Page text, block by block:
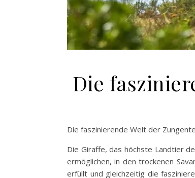
Die
Die faszinierende Welt der
Die Giraffe, das höchste Landtier
ermöglichen, in den trockenen
erfüllt und gleichzeitig die